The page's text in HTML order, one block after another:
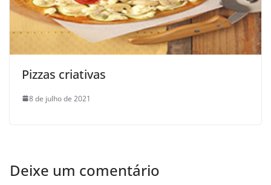
Pizzas criativas
8 de julho de 2021
Deixe um comentário